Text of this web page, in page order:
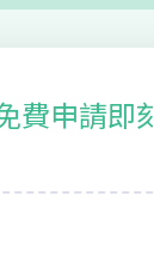
費申請即